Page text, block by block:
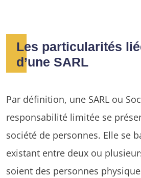
Les particularités
d’une SARL
Par définition, une SARL ou
responsabilité limitée se
société de personnes. Elle se
existant entre deux ou
soient des personnes